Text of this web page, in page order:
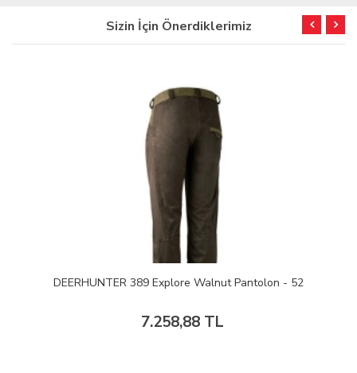
Sizin İçin Önerdiklerimiz
DEERHUNTER 389 Explore Walnut Pantolon - 52
7.258,88 TL